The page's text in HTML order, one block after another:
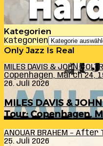
Kategorien
Kategorien
Only Jazz Is Real
MILES DAVIS & JOHN
Copenhagen, March 24,
26. Juli 2026
MILES DAVIS &
Tour: Copenhagen,
ANOUAR BRAHEM –
25. Juli 2026